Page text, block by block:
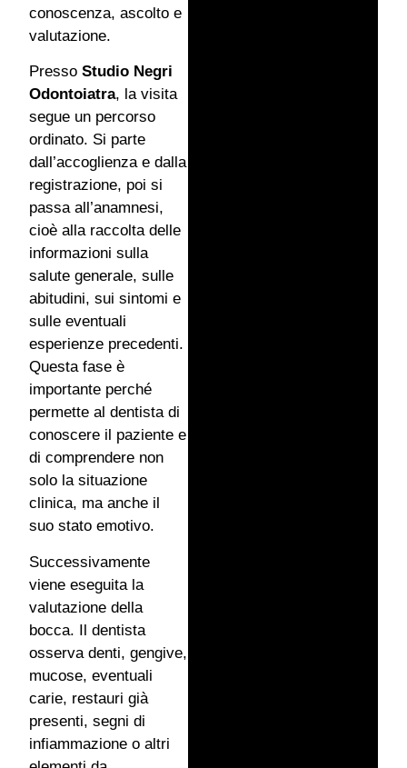
conoscenza, ascolto e
valutazione.
Presso Studio Negri
Odontoiatra, la visita
segue un percorso
ordinato. Si parte
dall’accoglienza e dalla
registrazione, poi si
passa all’anamnesi,
cioè alla raccolta delle
informazioni sulla
salute generale, sulle
abitudini, sui sintomi e
sulle eventuali
esperienze precedenti.
Questa fase è
importante perché
permette al dentista di
conoscere il paziente e
di comprendere non
solo la situazione
clinica, ma anche il
suo stato emotivo.
Successivamente
viene eseguita la
valutazione della
bocca. Il dentista
osserva denti, gengive,
mucose, eventuali
carie, restauri già
presenti, segni di
infiammazione o altri